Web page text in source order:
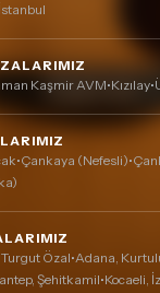
Kaşmir AVM•Kızılay•
•Çankaya (Nefesli)•
Özal•Adana,
Şehitkamil•Kocaeli,